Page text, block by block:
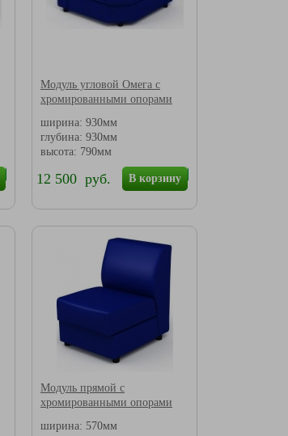
Модуль угловой Омега с
хромированными опорами
ширина: 930мм
глубина: 930мм
высота: 790мм
В корзину
12 500 руб.
Модуль прямой с
хромированными опорами
ширина: 570мм